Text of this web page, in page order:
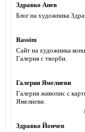
Здравко Анев
Блог на художника
Rassim
Сайт на художника
Галерия с творби.
Галерия Ямелиеви
Галерия живопис с
Ямелиеви.
Здравко Йончев